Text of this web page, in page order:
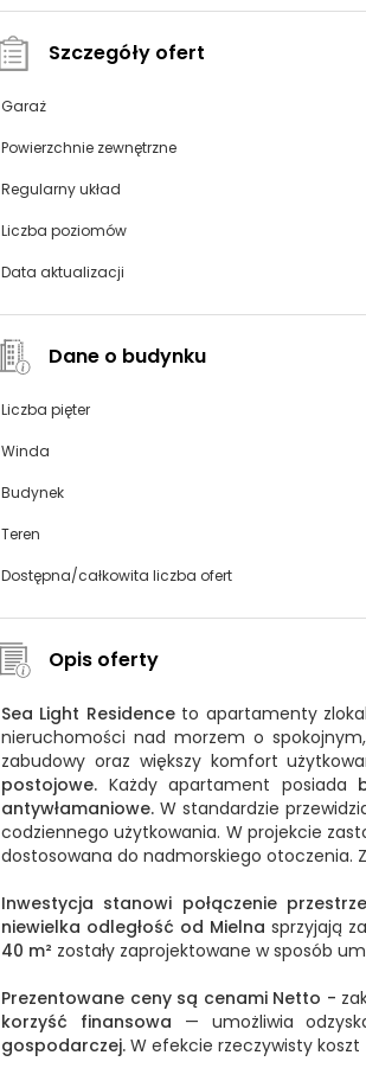
Szczegóły ofert
Garaż
Powierzchnie zewnętrzne
Regularny układ
Liczba poziomów
Data aktualizacji
Dane o budynku
Liczba pięter
Winda
Budynek
Teren
Dostępna/całkowita liczba ofert
Opis oferty
Sea Light Residenceto apartamenty
nieruchomości nad morzem o
zabudowy oraz większy komfort
postojowe. Każdy apartament posiada
antywłamaniowe. W standardzie
codziennego użytkowania. W projekcie
dostosowana do nadmorskiego otoczenia.
Inwestycja stanowi połączenie
niewielka odległość od Mielna sprzyjają
40 m² zostały zaprojektowane w sposób
Prezentowane ceny są cenami Netto -
korzyść finansowa — umożliwia
gospodarczej. W efekcie rzeczywisty